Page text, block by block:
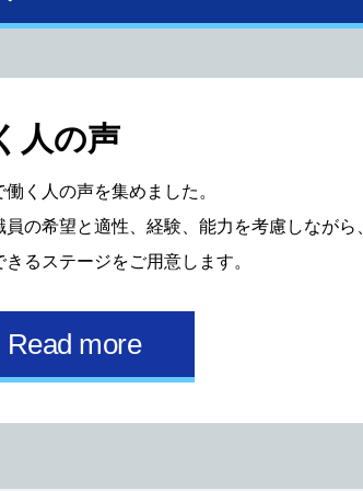
⼈の声
く⼈の声を集めました。
の希望と適性、経験、能⼒を考慮しながら、
きるステージをご⽤意します。
Read more